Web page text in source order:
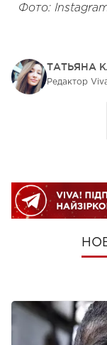
Фото:
ТАТЬЯНА
Редактор